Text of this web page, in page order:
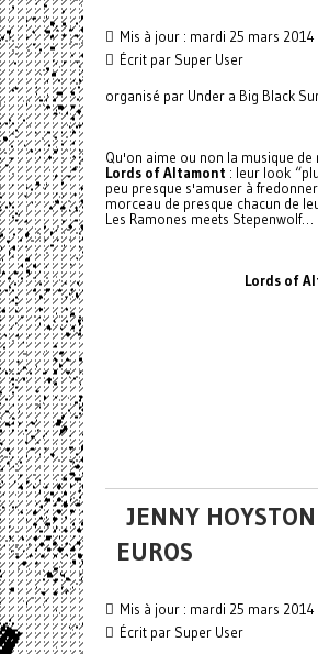
Mis à jour : mardi 25 mars 2014
Écrit par Super User
organisé par Under a Big Black
Qu'on aime ou non la musique
Lords of Altamont : leur look
peu presque s'amuser à
morceau de presque chacun de
Les Ramones meets
Lords of
JENNY
EUROS
Mis à jour : mardi 25 mars 2014
Écrit par Super User